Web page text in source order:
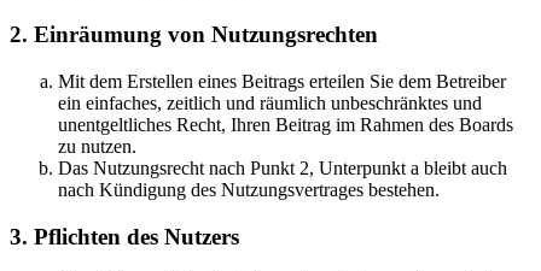
2. Einräumung von Nutzungsrechten
Mit dem Erstellen eines Beitrags erteilen Sie dem Betreiber
ein einfaches, zeitlich und räumlich unbeschränktes und
unentgeltliches Recht, Ihren Beitrag im Rahmen des Boards
zu nutzen.
Das Nutzungsrecht nach Punkt 2, Unterpunkt a bleibt auch
nach Kündigung des Nutzungsvertrages bestehen.
3. Pflichten des Nutzers